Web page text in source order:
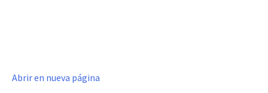
Abrir en nueva página